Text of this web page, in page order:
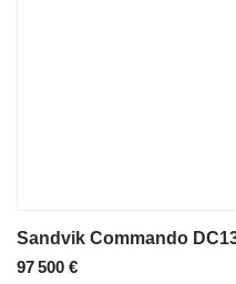
Sandvik Commando
97 500 €